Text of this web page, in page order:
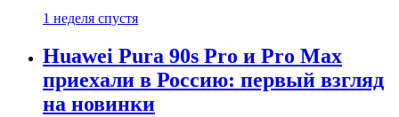
1 неделя спустя
Huawei Pura 90s Pro и Pro Max
приехали в Россию: первый взгляд
на новинки